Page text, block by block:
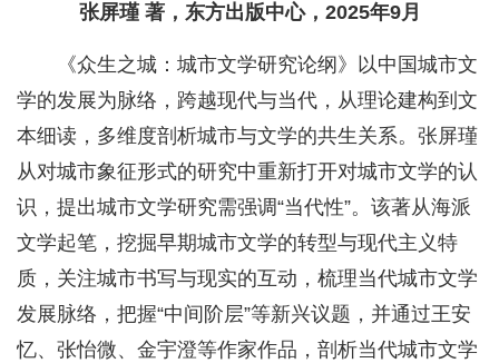
张屏瑾 著，东方出版中心，2025年9月
《众生之城：城市文学研究论纲》以中国城市文
学的发展为脉络，跨越现代与当代，从理论建构到文
本细读，多维度剖析城市与文学的共生关系。张屏瑾
从对城市象征形式的研究中重新打开对城市文学的认
识，提出城市文学研究需强调“当代性”。该著从海派
文学起笔，挖掘早期城市文学的转型与现代主义特
质，关注城市书写与现实的互动，梳理当代城市文学
发展脉络，把握“中间阶层”等新兴议题，并通过王安
忆、张怡微、金宇澄等作家作品，剖析当代城市文学